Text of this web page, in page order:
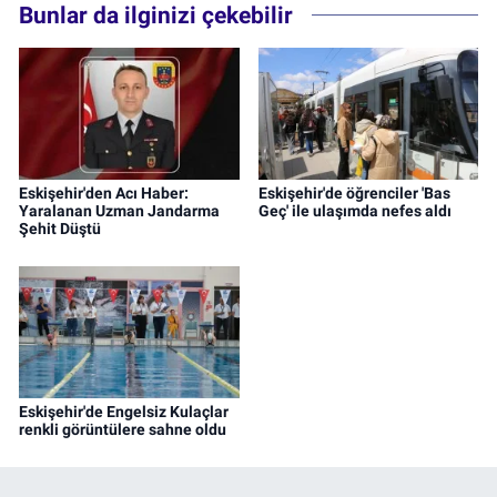
Bunlar da ilginizi çekebilir
Eskişehir'den Acı Haber:
Yaralanan Uzman Jandarma
Şehit Düştü
Eskişehir'de öğrenciler 'Bas
Geç' ile ulaşımda nefes aldı
Eskişehir'de Engelsiz Kulaçlar
renkli görüntülere sahne oldu